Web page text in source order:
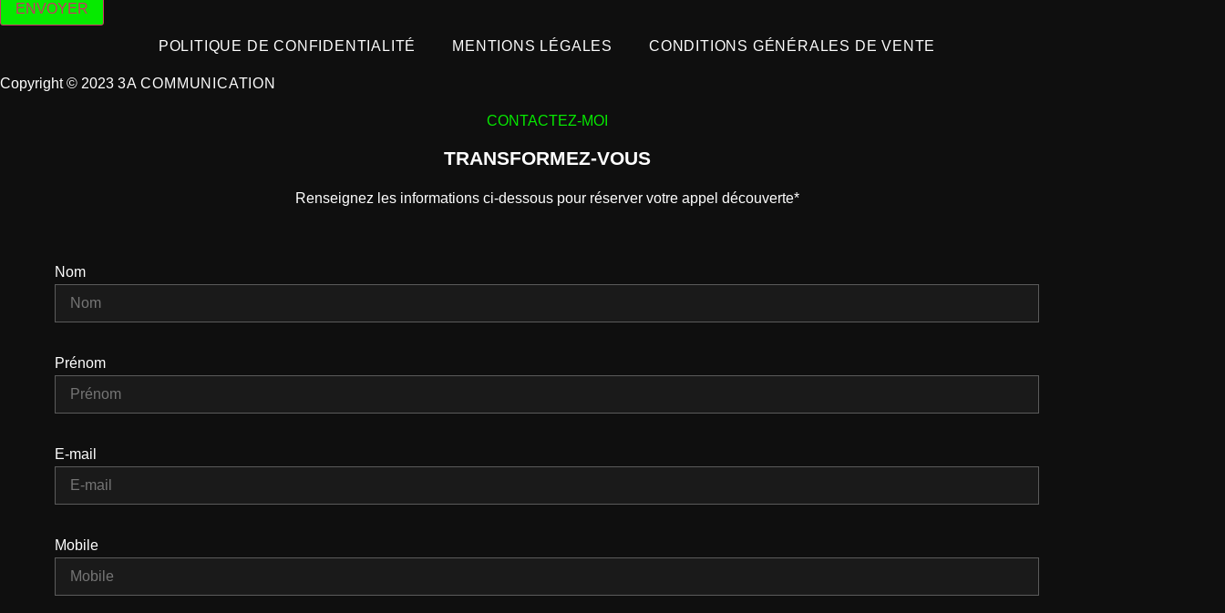
ENVOYER
POLITIQUE DE CONFIDENTIALITÉ MENTIONS LÉGALES CONDITIONS GÉNÉRALES DE VENTE
Copyright © 2023 3A COMMUNICATION
CONTACTEZ-MOI
TRANSFORMEZ-VOUS
Renseignez les informations ci-dessous pour réserver votre appel découverte*
Nom
Prénom
E-mail
Mobile